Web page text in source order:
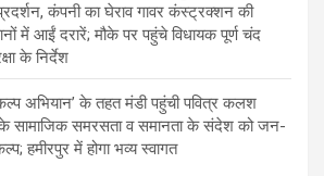
कंपनी का घेराव गावर कंस्ट्रक्शन की
में आईं दरारें; मौके पर पहुंचे विधायक पूर्ण चंद
के निर्देश
अभियान’ के तहत मंडी पहुंची पवित्र कलश
के सामाजिक समरसता व समानता के संदेश को जन-
हमीरपुर में होगा भव्य स्वागत